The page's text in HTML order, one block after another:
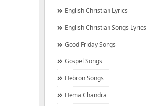
English Christian Lyrics
English Christian Songs Lyrics
Good Friday Songs
Gospel Songs
Hebron Songs
Hema Chandra